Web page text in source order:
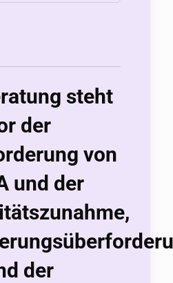
steht
der
von
und der
der